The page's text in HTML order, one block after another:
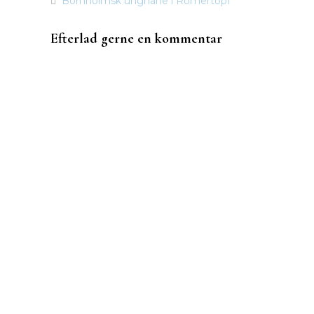
Indlægsnavigation
Efterlad gerne en kommentar